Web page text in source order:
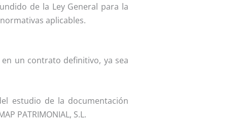
de la Ley General para la
aplicables.
un contrato definitivo, ya sea
estudio de la documentación
PATRIMONIAL, S.L.